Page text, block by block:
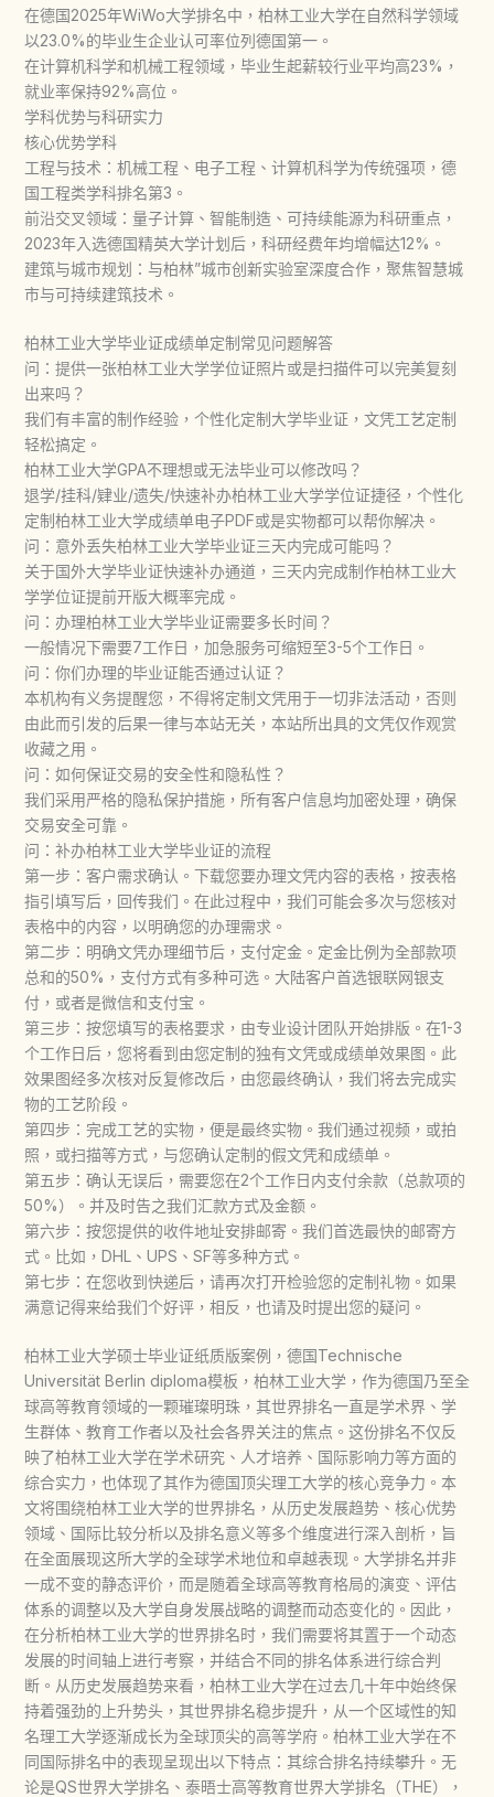
在德国2025年WiWo大学排名中，柏林工业大学在自然科学领域
以23.0%的毕业生企业认可率位列德国第一。
在计算机科学和机械工程领域，毕业生起薪较行业平均高23%，
就业率保持92%高位。
学科优势与科研实力
核心优势学科
工程与技术：机械工程、电子工程、计算机科学为传统强项，德
国工程类学科排名第3。
前沿交叉领域：量子计算、智能制造、可持续能源为科研重点，
2023年入选德国精英大学计划后，科研经费年均增幅达12%。
建筑与城市规划：与柏林”城市创新实验室深度合作，聚焦智慧城
市与可持续建筑技术。
柏林工业大学毕业证成绩单定制常见问题解答
问：提供一张柏林工业大学学位证照片或是扫描件可以完美复刻
出来吗？
我们有丰富的制作经验，个性化定制大学毕业证，文凭工艺定制
轻松搞定。
柏林工业大学GPA不理想或无法毕业可以修改吗？
退学/挂科/肄业/遗失/快速补办柏林工业大学学位证捷径，个性化
定制柏林工业大学成绩单电子PDF或是实物都可以帮你解决。
问：意外丢失柏林工业大学毕业证三天内完成可能吗？
关于国外大学毕业证快速补办通道，三天内完成制作柏林工业大
学学位证提前开版大概率完成。
问：办理柏林工业大学毕业证需要多长时间？
一般情况下需要7工作日，加急服务可缩短至3-5个工作日。
问：你们办理的毕业证能否通过认证？
本机构有义务提醒您，不得将定制文凭用于一切非法活动，否则
由此而引发的后果一律与本站无关，本站所出具的文凭仅作观赏
收藏之用。
问：如何保证交易的安全性和隐私性？
我们采用严格的隐私保护措施，所有客户信息均加密处理，确保
交易安全可靠。
问：补办柏林工业大学毕业证的流程
第一步：客户需求确认。下载您要办理文凭内容的表格，按表格
指引填写后，回传我们。在此过程中，我们可能会多次与您核对
表格中的内容，以明确您的办理需求。
第二步：明确文凭办理细节后，支付定金。定金比例为全部款项
总和的50%，支付方式有多种可选。大陆客户首选银联网银支
付，或者是微信和支付宝。
第三步：按您填写的表格要求，由专业设计团队开始排版。在1-3
个工作日后，您将看到由您定制的独有文凭或成绩单效果图。此
效果图经多次核对反复修改后，由您最终确认，我们将去完成实
物的工艺阶段。
第四步：完成工艺的实物，便是最终实物。我们通过视频，或拍
照，或扫描等方式，与您确认定制的假文凭和成绩单。
第五步：确认无误后，需要您在2个工作日内支付余款（总款项的
50%）。并及时告之我们汇款方式及金额。
第六步：按您提供的收件地址安排邮寄。我们首选最快的邮寄方
式。比如，DHL、UPS、SF等多种方式。
第七步：在您收到快递后，请再次打开检验您的定制礼物。如果
满意记得来给我们个好评，相反，也请及时提出您的疑问。
柏林工业大学硕士毕业证纸质版案例，德国Technische
Universität Berlin diploma模板，柏林工业大学，作为德国乃至全
球高等教育领域的一颗璀璨明珠，其世界排名一直是学术界、学
生群体、教育工作者以及社会各界关注的焦点。这份排名不仅反
映了柏林工业大学在学术研究、人才培养、国际影响力等方面的
综合实力，也体现了其作为德国顶尖理工大学的核心竞争力。本
文将围绕柏林工业大学的世界排名，从历史发展趋势、核心优势
领域、国际比较分析以及排名意义等多个维度进行深入剖析，旨
在全面展现这所大学的全球学术地位和卓越表现。大学排名并非
一成不变的静态评价，而是随着全球高等教育格局的演变、评估
体系的调整以及大学自身发展战略的调整而动态变化的。因此，
在分析柏林工业大学的世界排名时，我们需要将其置于一个动态
发展的时间轴上进行考察，并结合不同的排名体系进行综合判
断。从历史发展趋势来看，柏林工业大学在过去几十年中始终保
持着强劲的上升势头，其世界排名稳步提升，从一个区域性的知
名理工大学逐渐成长为全球顶尖的高等学府。柏林工业大学在不
同国际排名中的表现呈现出以下特点：其综合排名持续攀升。无
论是QS世界大学排名、泰晤士高等教育世界大学排名（THE），